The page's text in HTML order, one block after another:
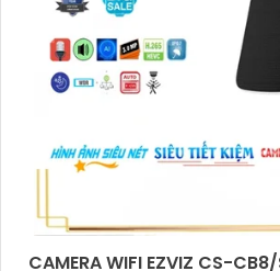
CAMERA WIFI EZVIZ CS-